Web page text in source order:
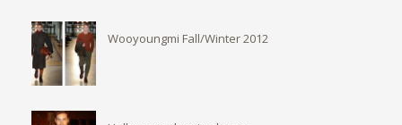
Wooyoungmi Fall/Winter 2012